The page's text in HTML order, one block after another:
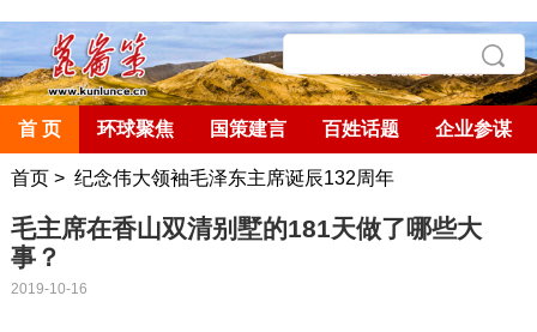
首 页 环球聚焦 国策建言 百姓话题 企业参谋
首页> 纪念伟大领袖毛泽东主席诞辰132周年
毛主席在香山双清别墅的181天做了哪些大
事？
2019-10-16